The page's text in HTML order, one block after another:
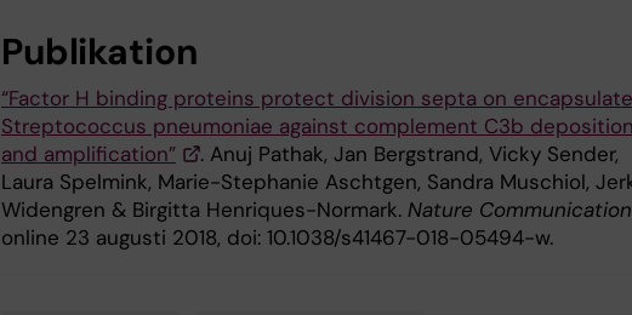
Publikation
“Factor H binding proteins protect division septa on
Streptococcus pneumoniae against complement C3b deposition
and amplification”
. Anuj Pathak, Jan Bergstrand, Vicky Sender,
Laura Spelmink, Marie-Stephanie Aschtgen, Sandra Muschiol,
Widengren & Birgitta Henriques-Normark. Nature
online 23 augusti 2018, doi: 10.1038/s41467-018-05494-w.